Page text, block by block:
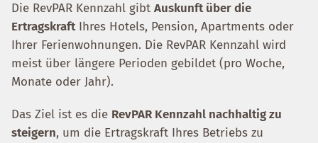
Die RevPAR Kennzahl gibt Auskunft über die
ErtragskraftIhres Hotels, Pension, Apartments oder
Ihrer Ferienwohnungen. Die RevPAR Kennzahl wird
meist über längere Perioden gebildet (pro Woche,
Monate oder Jahr).
Das Ziel ist es die RevPAR Kennzahl nachhaltig zu
steigern, um die Ertragskraft Ihres Betriebs zu